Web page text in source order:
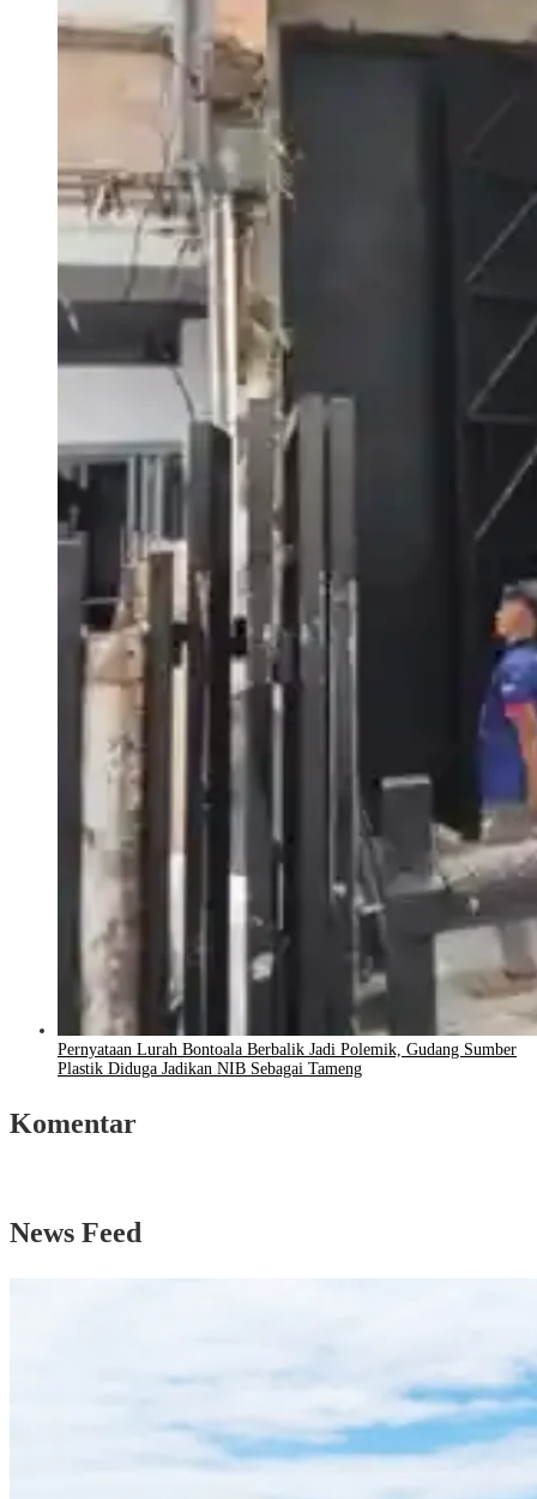
Pernyataan Lurah Bontoala Berbalik Jadi Polemik, Gudang Sumber
Plastik Diduga Jadikan NIB Sebagai Tameng
Komentar
News Feed